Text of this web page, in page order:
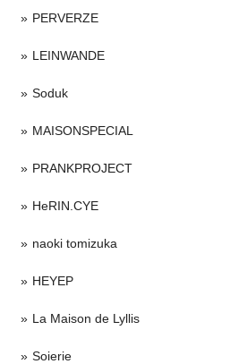
PERVERZE
LEINWANDE
Soduk
MAISONSPECIAL
PRANKPROJECT
HeRIN.CYE
naoki tomizuka
HEYEP
La Maison de Lyllis
Soierie